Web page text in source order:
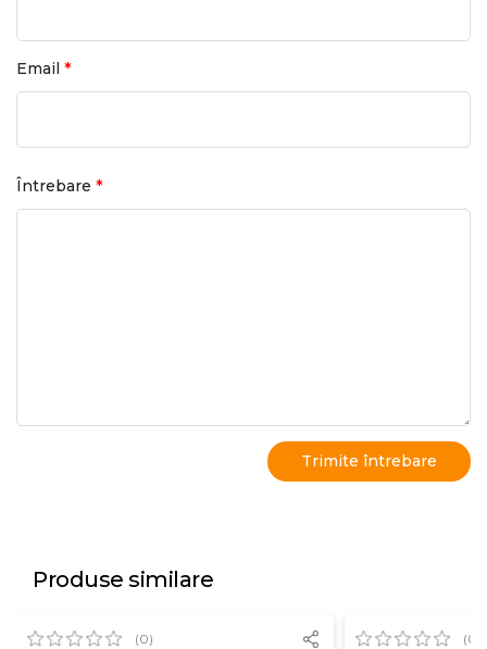
Email *
Întrebare *
Produse similare
(0) (0)